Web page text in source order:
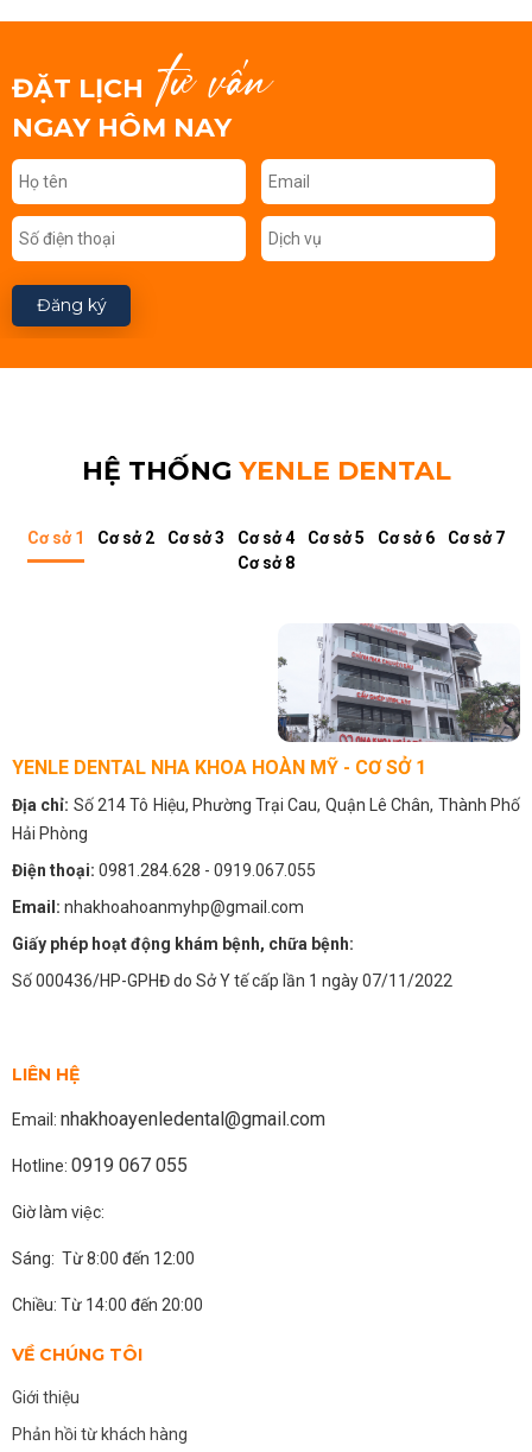
ĐẶT LỊCH tư vấn
NGAY HÔM NAY
Đăng ký
HỆ THỐNG YENLE DENTAL
Cơ sở 1 Cơ sở 2 Cơ sở 3 Cơ sở 4 Cơ sở 5 Cơ sở 6
Cơ sở 7
Cơ sở 8
YENLE DENTAL NHA KHOA HOÀN MỸ - CƠ SỞ 1
Địa chỉ: Số 214 Tô Hiệu, Phường Trại Cau, Quận Lê Chân, Thành Phố
Hải Phòng
Điện thoại: 0981.284.628 - 0919.067.055
Email: nhakhoahoanmyhp@gmail.com
Giấy phép hoạt động khám bệnh, chữa bệnh:
Số 000436/HP-GPHĐ do Sở Y tế cấp lần 1 ngày 07/11/2022
LIÊN HỆ
Email: nhakhoayenledental@gmail.com
Hotline: 0919 067 055
Giờ làm việc:
Sáng: Từ 8:00 đến 12:00
Chiều: Từ 14:00 đến 20:00
VỀ CHÚNG TÔI
Giới thiệu
Phản hồi từ khách hàng